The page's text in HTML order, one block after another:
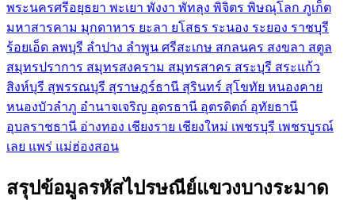
พระนครศรีอยุธยา พะเยา พังงา พัทลุง พิจิตร พิษณุโลก ภูเก็ต
มหาสารคาม มุกดาหาร ยะลา ยโสธร ระนอง ระยอง ราชบุรี
ร้อยเอ็ด ลพบุรี ลำปาง ลำพูน ศรีสะเกษ สกลนคร สงขลา สตูล
สมุทรปราการ สมุทรสงคราม สมุทรสาคร สระบุรี สระแก้ว
สิงห์บุรี สุพรรณบุรี สุราษฎร์ธานี สุรินทร์ สุโขทัย หนองคาย
หนองบัวลำภู อำนาจเจริญ อุดรธานี อุตรดิตถ์ อุทัยธานี
อุบลราชธานี อ่างทอง เชียงราย เชียงใหม่ เพชรบุรี เพชรบูรณ์
เลย แพร่ แม่ฮ่องสอน
สรุปข้อมูลรหัสไปรษณีย์แขวงบางระมาด